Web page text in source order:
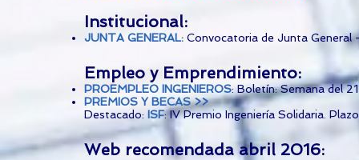
Institucional:
JUNTA GENERAL: Convocatoria de Junta General
Empleo y Emprendimiento:
PROEMPLEO INGENIEROS:Boletín: Semana del
PREMIOS Y BECAS >>
Destacado: ISF: IV Premio Ingeniería Solidaria.
Web recomendada abril 2016: